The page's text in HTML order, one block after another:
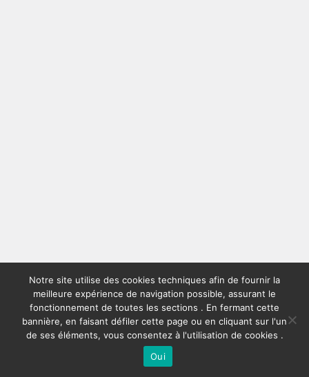
Notre site utilise des cookies techniques afin de fournir la
meilleure expérience de navigation possible, assurant le
fonctionnement de toutes les sections . En fermant cette
bannière, en faisant défiler cette page ou en cliquant sur l'un
de ses éléments, vous consentez à l'utilisation de cookies .
Oui